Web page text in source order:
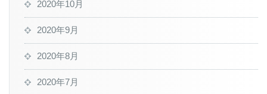
2020年10月
2020年9月
2020年8月
2020年7月